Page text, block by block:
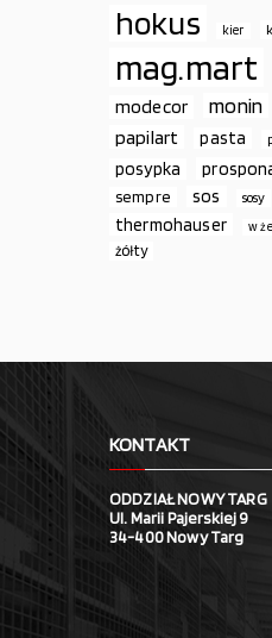
hokus kier
mag.mart
modecor monin
papilart pasta
posypka
sempre sos sosy
thermohauser w
żółty
KONTAKT
ODDZIAŁ NOWY TARG
Ul. Marii Pajerskiej 9
34-400 Nowy Targ